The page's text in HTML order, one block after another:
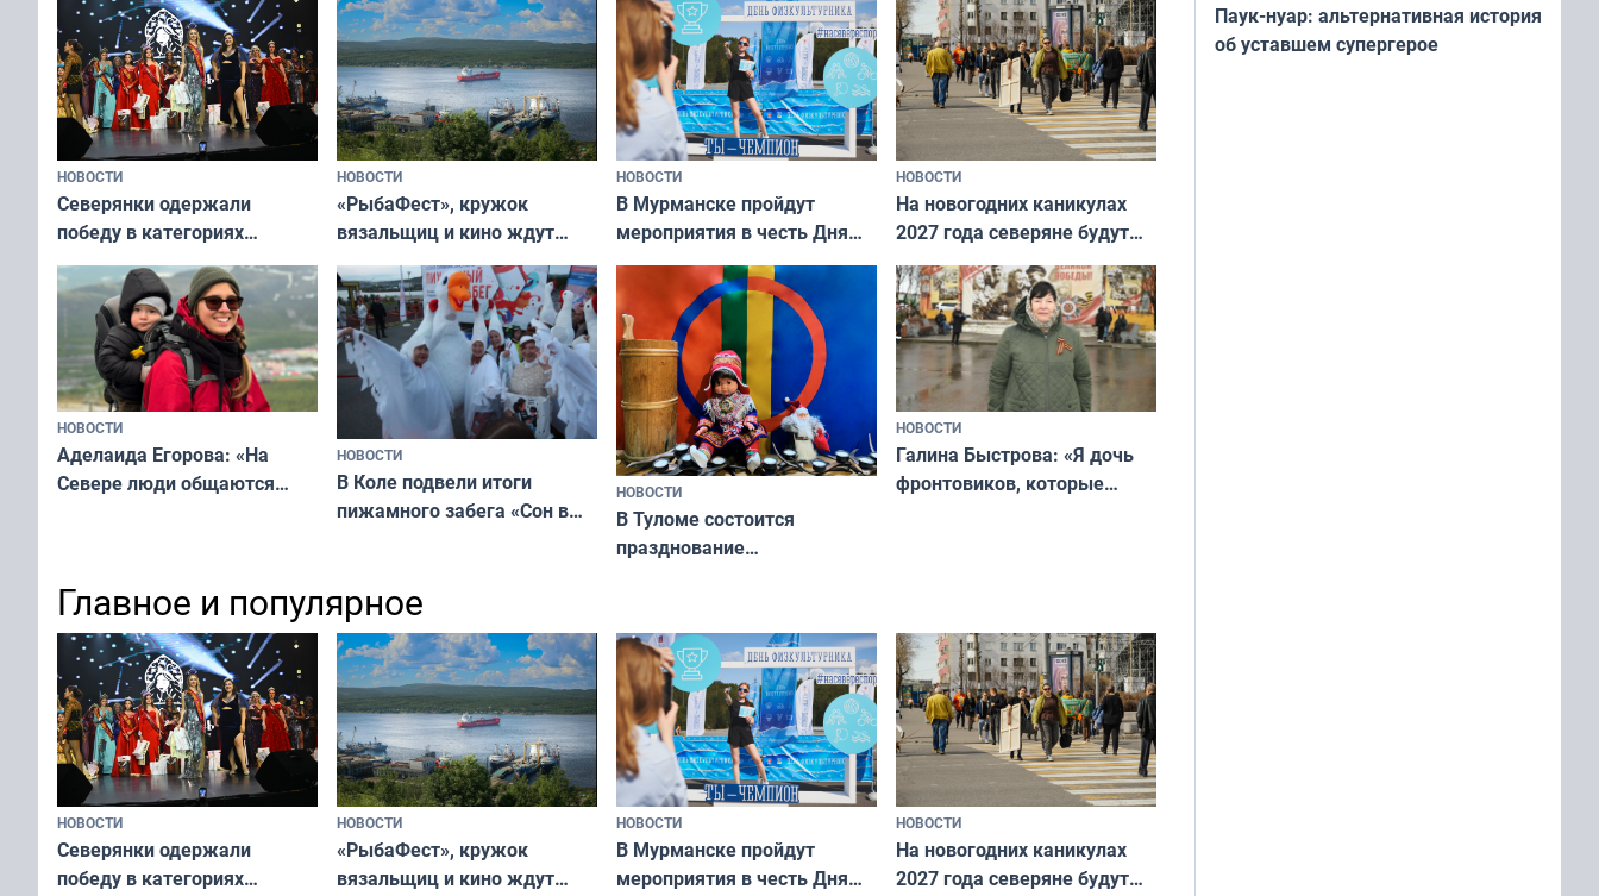
НОВОСТИ
Северянки одержали
победу в категориях
всероссийского конкурса
«Мисс и Миссис Великая
Русь»
НОВОСТИ
«РыбаФест», кружок
вязальщиц и кино ждут
мурманчан в эти выходные
НОВОСТИ
В Мурманске пройдут
мероприятия в честь Дня
физкультурника
НОВОСТИ
На новогодних каникулах
2027 года северяне будут
отдыхать 11 дней
НОВОСТИ
Аделаида Егорова: «На
Севере люди общаются
НОВОСТИ
В Коле подвели итоги
пижамного забега «Сон в
НОВОСТИ
В Туломе состоится
празднование
НОВОСТИ
Галина Быстрова: «Я дочь
фронтовиков, которые
Главное и популярное
НОВОСТИ
Северянки одержали
победу в категориях
НОВОСТИ
«РыбаФест», кружок
вязальщиц и кино ждут
НОВОСТИ
В Мурманске пройдут
мероприятия в честь Дня
НОВОСТИ
На новогодних каникулах
2027 года северяне будут
Паук-нуар: альтернативная история
об уставшем супергерое